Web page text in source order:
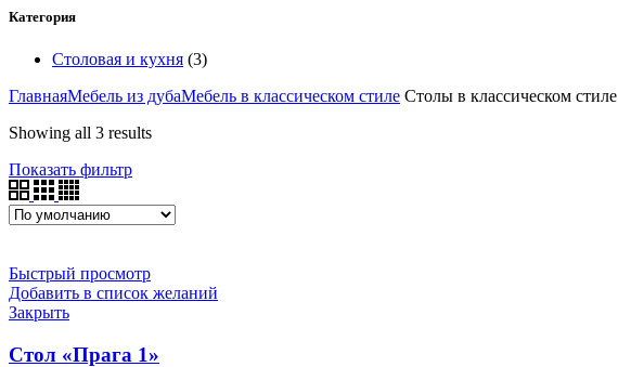
Категория
Столовая и кухня (3)
ГлавнаяМебель из дубаМебель в классическом стиле Столы в классическом стиле
Showing all 3 results
Показать фильтр
Быстрый просмотр
Добавить в список желаний
Закрыть
Стол «Прага 1»